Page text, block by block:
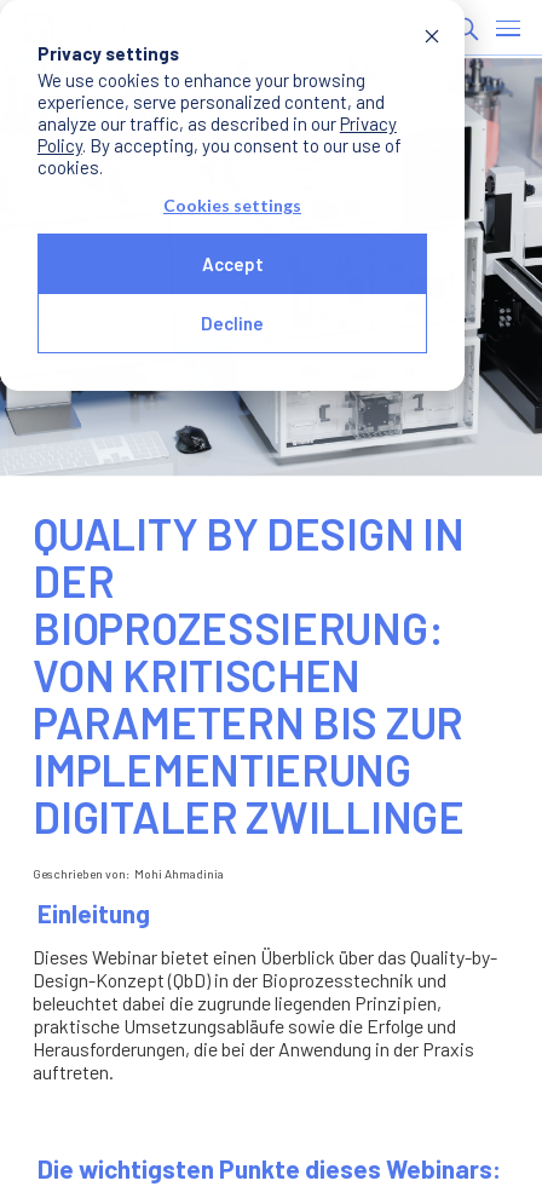
Privacy settings
We use cookies to enhance your browsing
experience, serve personalized content, and
analyze our traffic, as described in ourPrivacy
Policy. By accepting, you consent to our use of
cookies.
Cookies settings
Accept
Decline
QUALITY BY DESIGN IN
DER
BIOPROZESSIERUNG:
VON KRITISCHEN
PARAMETERN BIS ZUR
IMPLEMENTIERUNG
DIGITALER ZWILLINGE
Geschrieben von: Mohi Ahmadinia
Einleitung
Dieses Webinar bietet einen Überblick über das Quality-by-
Design-Konzept (QbD) in der Bioprozesstechnik und
beleuchtet dabei die zugrunde liegenden Prinzipien,
praktische Umsetzungsabläufe sowie die Erfolge und
Herausforderungen, die bei der Anwendung in der Praxis
auftreten.
Die wichtigsten Punkte dieses Webinars: